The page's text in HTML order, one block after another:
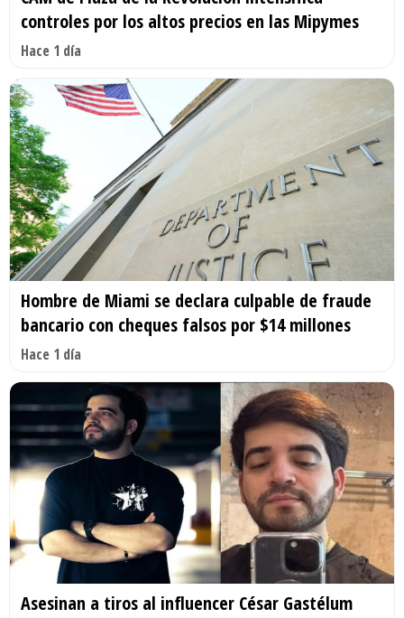
controles por los altos precios en las Mipymes
Hace 1 día
Hombre de Miami se declara culpable de fraude
bancario con cheques falsos por $14 millones
Hace 1 día
Asesinan a tiros al influencer César Gastélum